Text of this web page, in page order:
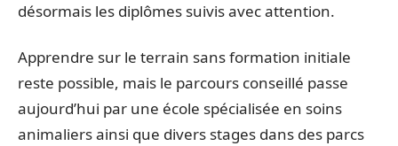
désormais les diplômes suivis avec attention.
Apprendre sur le terrain sans formation initiale
reste possible, mais le parcours conseillé passe
aujourd’hui par une école spécialisée en soins
animaliers ainsi que divers stages dans des parcs